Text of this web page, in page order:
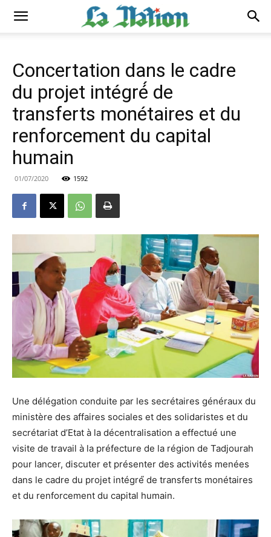
Concertation dans le cadre
du projet intégré́ de
transferts monétaires et du
renforcement du capital
humain
01/07/2020 1592
Une délégation conduite par les secrétaires généraux du
ministère des affaires sociales et des solidaristes et du
secrétariat d’Etat à la décentralisation a effectué une
visite de travail à la préfecture de la région de Tadjourah
pour lancer, discuter et présenter des activités menées
dans le cadre du projet intégré́ de transferts monétaires
et du renforcement du capital humain.